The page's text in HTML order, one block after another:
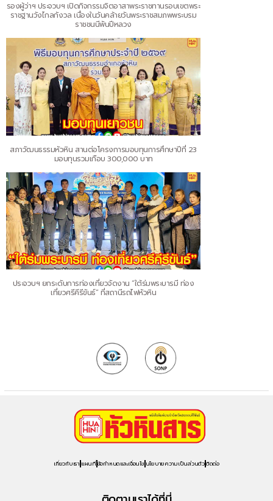
รองผู้ว่าฯ ประจวบฯ เปิดกิจกรรมจิตอาสาพระราชทานรอบเขตพระ
ราชฐานวังไกลกังวล เนื่องในวันคล้ายวันพระราชสมภพพระบรม
ราชชนนีพันปีหลวง
สภาวัฒนธรรมหัวหิน สานต่อโครงการมอบทุนการศึกษาปีที่ 23
มอบทุนรวมเกือบ 300,000 บาท
ประจวบฯ ยกระดับการท่องเที่ยวจัดงาน “ใต้ร่มพระบารมี ท่อง
เที่ยวศรีคีรีขันธ์” ที่สถานีรถไฟหัวหิน
เกี่ยวกับเรา แผนที่ ข้อกำหนดและเงื่อนไข นโยบายความเป็นส่วนตัวติดต่อ